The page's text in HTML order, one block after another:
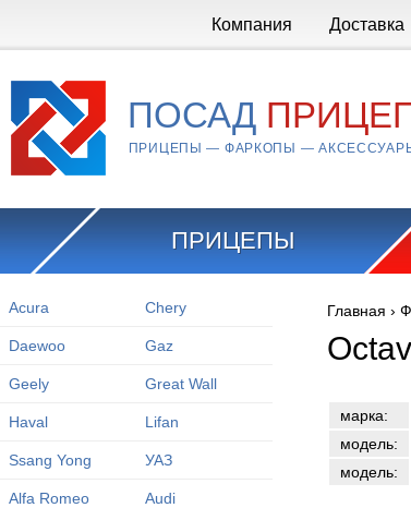
Компания Доставка
ПОСАД
ПРИЦЕПЫ — ФАРКОПЫ —
ПРИЦЕПЫ
Acura Chery
Daewoo Gaz
Geely Great Wall
Haval Lifan
Ssang Yong УАЗ
Alfa Romeo Audi
Вы
Главная ›
марка:
модель:
модель: